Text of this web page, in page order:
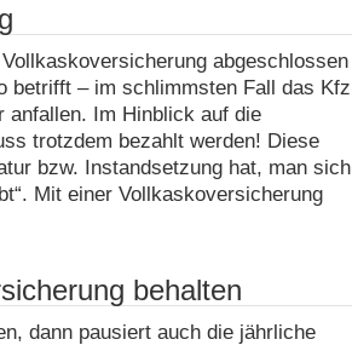
abgeschlossen
betrifft – im schlimmsten Fall das Kfz
anfallen. Im Hinblick auf die
trotzdem bezahlt werden! Diese
bzw. Instandsetzung hat, man sich
Mit einer Vollkaskoversicherung
behalten
dann pausiert auch die jährliche